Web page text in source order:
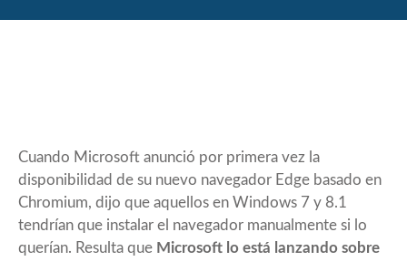
Cuando Microsoft anunció por primera vez la
disponibilidad de su nuevo navegador Edge basado en
Chromium, dijo que aquellos en Windows 7 y 8.1
tendrían que instalar el navegador manualmente si lo
querían. Resulta que Microsoft lo está lanzando sobre